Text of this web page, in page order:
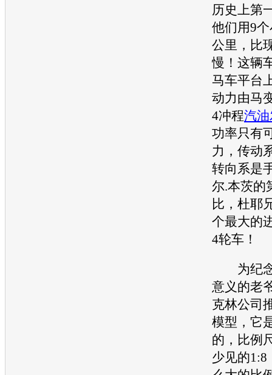
历史上第
他们用9
公里，比
慢！这辆
马车平台
动力由马
4冲程汽油
功率只有
力，传动
转向系是
尔.本茨的
比，杜耶
个最大的
4轮车！
为纪念
意义的老
克林公司
模型，它
的，比例
少见的1:8